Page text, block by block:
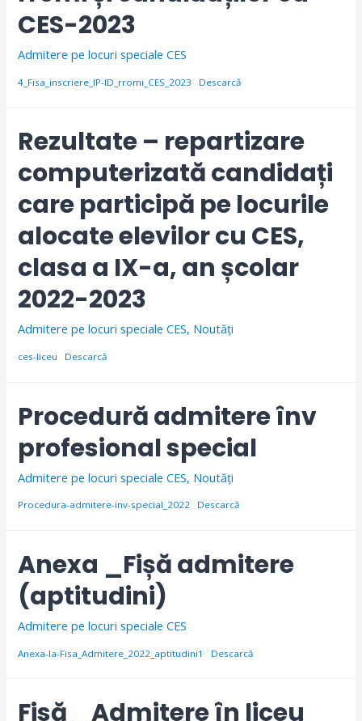
CES-2023
Admitere pe locuri speciale CES
4_Fisa_inscriere_IP-ID_rromi_CES_2023 Descarcă
Rezultate – repartizare
computerizată candidați
care participă pe locurile
alocate elevilor cu CES,
clasa a IX-a, an școlar
2022-2023
Admitere pe locuri speciale CES, Noutăți
ces-liceu Descarcă
Procedură admitere înv
profesional special
Admitere pe locuri speciale CES, Noutăți
Procedura-admitere-inv-special_2022 Descarcă
Anexa _Fișă admitere
(aptitudini)
Admitere pe locuri speciale CES
Anexa-la-Fisa_Admitere_2022_aptitudini1 Descarcă
Fisă _Admitere în liceu